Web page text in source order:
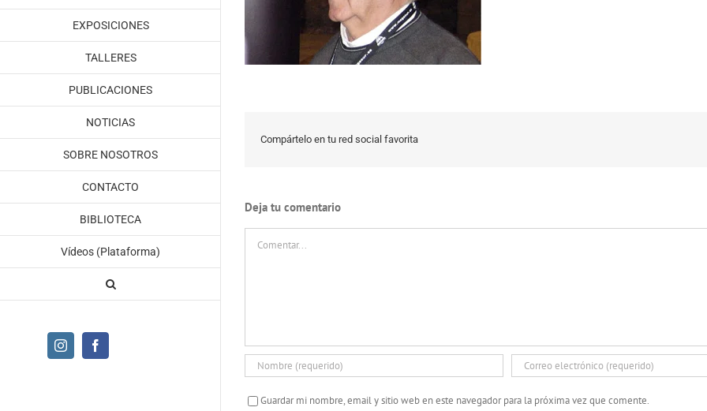
EXPOSICIONES
TALLERES
PUBLICACIONES
NOTICIAS
SOBRE NOSOTROS
CONTACTO
BIBLIOTECA
Vídeos (Plataforma)
Instagram
Compártelo en tu red social favorita
Deja tu comentario
Guardar mi nombre, email y sitio web en este navegador para la próxima vez que comente.